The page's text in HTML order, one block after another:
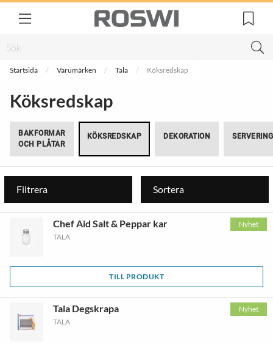
Startsida Varumärken Tala Köksredskap
Köksredskap
BAKFORMAR
OCH PLÅTAR
KÖKSREDSKAP DEKORATION SERVERING
Filtrera Sortera
Nyhet
Chef Aid Salt & Peppar kar
TALA
TILL PRODUKT
Nyhet
Tala Degskrapa
TALA